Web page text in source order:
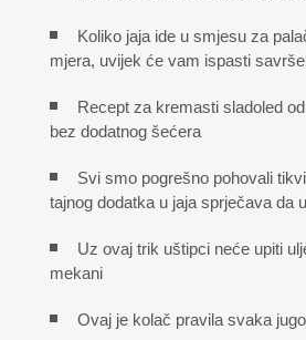
Koliko jaja ide u smjesu za
mjera, uvijek će vam ispasti
Recept za kremasti sladoled
bez dodatnog šećera
Svi smo pogrešno pohovali
tajnog dodatka u jaja sprječava da
Uz ovaj trik uštipci neće upiti
mekani
Ovaj je kolač pravila svaka